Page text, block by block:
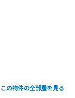
この物件の全部屋を見る